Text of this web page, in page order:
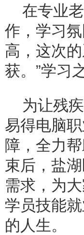
在专业
作，学习
高，这次
获。”学习
为让残
易得电脑
障，全力
束后，盐
需求，为
学员技能
的人生。